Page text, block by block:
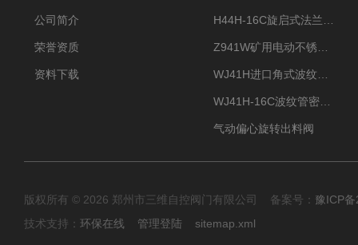
公司简介
荣誉资质
资料下载
气动偏心旋转出料阀
版权所有 © 2026 郑州市三维自控阀门有限公司 备案号： 豫ICP
技术支持： 环保在线 管理登陆 sitemap.xml